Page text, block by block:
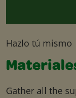
Hazlo tú mismo
Gather all the